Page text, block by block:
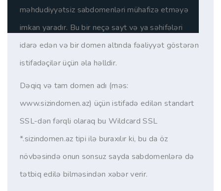
məhdudiyyətsiz sabdomenləri mühafizə etməyə
imkan yaradır. Bu bir neçə sayt və ya səhifələri
idarə edən və bir domen altında fəaliyyət göstərən
istifadəçilər üçün əla həlldir.
Dəqiq və tam domen adı (məs:
www.sizindomen.az) üçün istifadə edilən standart
SSL-dən fərqli olaraq bu Wildcard SSL
*.sizindomen.az tipi ilə buraxılır ki, bu da öz
növbəsində onun sonsuz sayda sabdomenlərə də
tətbiq edilə bilməsindən xəbər verir.